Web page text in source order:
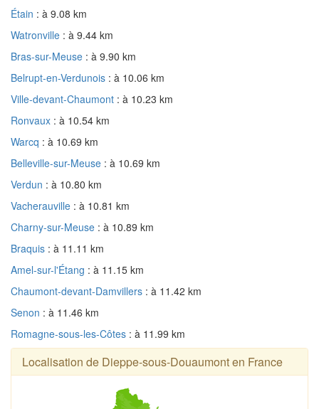
Étain : à 9.08 km
Watronville : à 9.44 km
Bras-sur-Meuse : à 9.90 km
Belrupt-en-Verdunois : à 10.06 km
Ville-devant-Chaumont : à 10.23 km
Ronvaux : à 10.54 km
Warcq : à 10.69 km
Belleville-sur-Meuse : à 10.69 km
Verdun : à 10.80 km
Vacherauville : à 10.81 km
Charny-sur-Meuse : à 10.89 km
Braquis : à 11.11 km
Amel-sur-l'Étang : à 11.15 km
Chaumont-devant-Damvillers : à 11.42 km
Senon : à 11.46 km
Romagne-sous-les-Côtes : à 11.99 km
Localisation de Dieppe-sous-Douaumont en France